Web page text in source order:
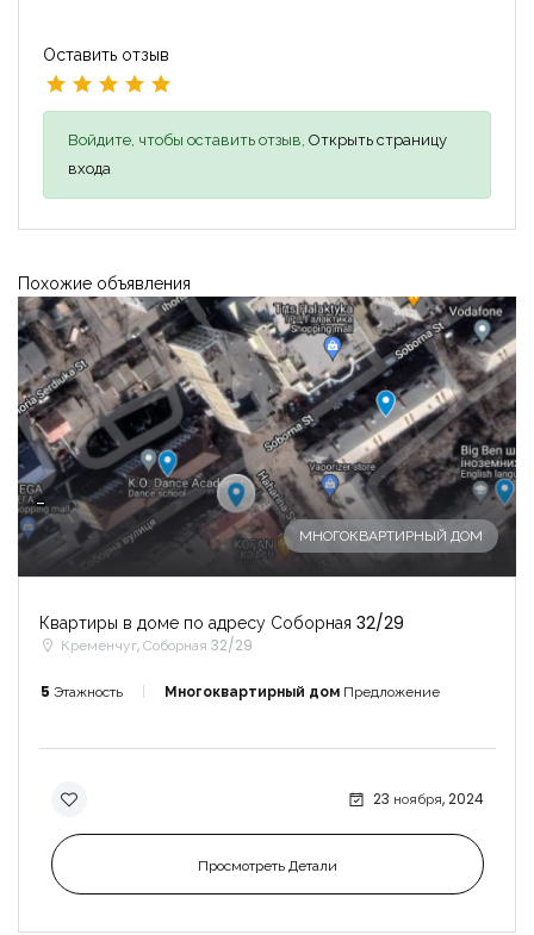
Оставить отзыв
Войдите, чтобы оставить отзыв, Открыть страницу
входа
Похожие объявления
-
МНОГОКВАРТИРНЫЙ ДОМ
Квартиры в доме по адресу Соборная 32/29
Кременчуг, Соборная 32/29
5 Этажность Многоквартирный дом Предложение
23 ноября, 2024
Просмотреть Детали